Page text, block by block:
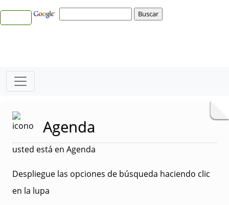
Agenda
usted está en Agenda
Despliegue las opciones de búsqueda haciendo clic
en la lupa